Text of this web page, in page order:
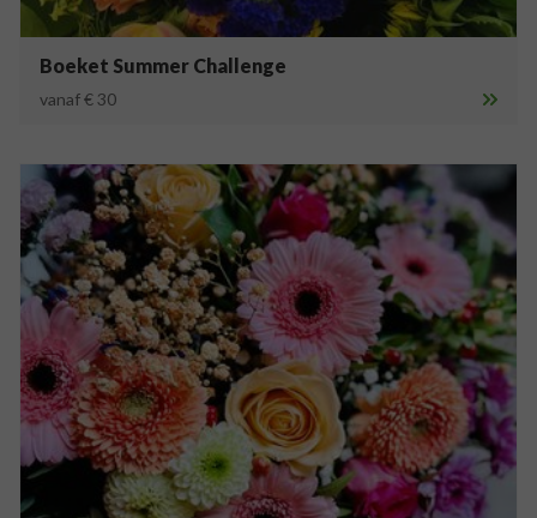
Boeket Summer Challenge
vanaf € 30